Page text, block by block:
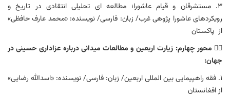
۳. مستشرقان و قیام عاشورا؛ مطالعه ای تحلیلی انتقادی در تاریخ و
رویکردهای عاشورا پژوهی غرب/ زبان: فارسی/ نویسنده: «محمد عارف حافظی»
از پاکستان
۴️⃣ محور چهارم: زیارت اربعین و مطالعات میدانی درباره عزاداری حسینی در
جهان:
۱. فقه راهپیمایی بین المللی اربعين/ زبان: فارسی/ نویسنده: «اسدالله رضایی»
از افغانستان